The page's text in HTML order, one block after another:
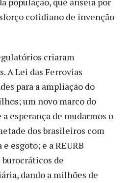
cotidiano de invenção
criaram
A Lei das Ferrovias
para a ampliação do
um novo marco do
esperança de mudarmos o
dos brasileiros com
esgoto; e a REURB
de
dando a milhões de